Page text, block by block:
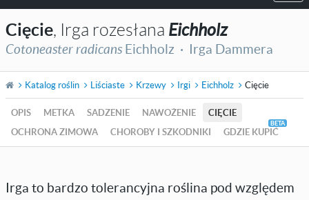
Cięcie , Irga rozesłana Eichholz
Cotoneaster radicans Eichholz · Irga Dammera
Katalog roślin Liściaste Krzewy Irgi Eichholz Cięcie
OPIS METKA SADZENIE NAWOŻENIE
CIĘCIE
OCHRONA ZIMOWA
CHOROBY I SZKODNIKI GDZIE KUPIĆ
Irga to bardzo tolerancyjna roślina pod względem